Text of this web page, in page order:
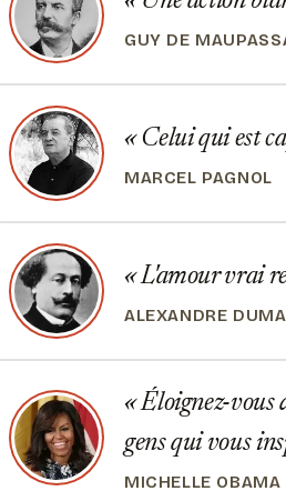
GUY DE
Celui qui est
MARCEL PAGNOL
L'amour vrai
ALEXANDRE
Éloignez-vous
gens qui vous
MICHELLE OBAMA